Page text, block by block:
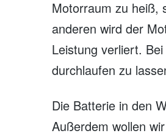
Motorraum zu heiß,
anderen wird der
Leistung verliert.
durchlaufen zu
Die Batterie in den
Außerdem wollen